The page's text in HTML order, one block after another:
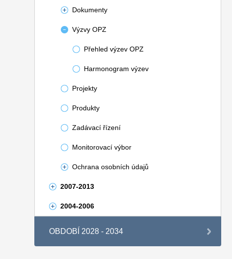
Dokumenty
Výzvy OPZ
Přehled výzev OPZ
Harmonogram výzev
Projekty
Produkty
Zadávací řízení
Monitorovací výbor
Ochrana osobních údajů
2007-2013
2004-2006
OBDOBÍ 2028 - 2034